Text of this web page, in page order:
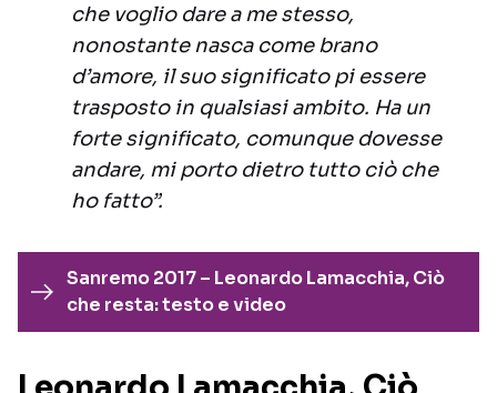
che voglio dare a me stesso,
nonostante nasca come brano
d’amore, il suo significato pi essere
trasposto in qualsiasi ambito. Ha un
forte significato, comunque dovesse
andare, mi porto dietro tutto ciò che
ho fatto”.
Sanremo 2017 – Leonardo Lamacchia, Ciò
che resta: testo e video